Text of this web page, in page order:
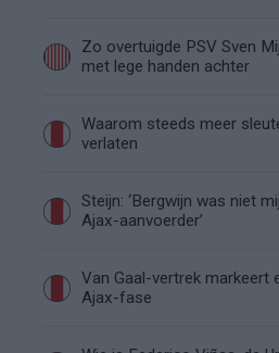
Zo overtuigde PSV Sven
met lege handen achter
Waarom steeds meer
verlaten
Steijn: ‘Bergwijn was niet
Ajax-aanvoerder’
Van Gaal-vertrek markeert
Ajax-fase